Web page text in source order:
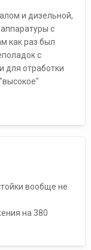
и дизельной,
с
как раз был
с
для отработки
вообще не
на 380